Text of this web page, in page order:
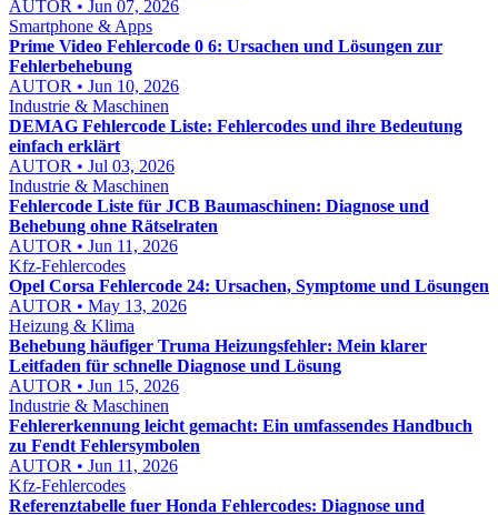
AUTOR • Jun 07, 2026
Smartphone & Apps
Prime Video Fehlercode 0 6: Ursachen und Lösungen zur
Fehlerbehebung
AUTOR • Jun 10, 2026
Industrie & Maschinen
DEMAG Fehlercode Liste: Fehlercodes und ihre Bedeutung
einfach erklärt
AUTOR • Jul 03, 2026
Industrie & Maschinen
Fehlercode Liste für JCB Baumaschinen: Diagnose und
Behebung ohne Rätselraten
AUTOR • Jun 11, 2026
Kfz-Fehlercodes
Opel Corsa Fehlercode 24: Ursachen, Symptome und Lösungen
AUTOR • May 13, 2026
Heizung & Klima
Behebung häufiger Truma Heizungsfehler: Mein klarer
Leitfaden für schnelle Diagnose und Lösung
AUTOR • Jun 15, 2026
Industrie & Maschinen
Fehlererkennung leicht gemacht: Ein umfassendes Handbuch
zu Fendt Fehlersymbolen
AUTOR • Jun 11, 2026
Kfz-Fehlercodes
Referenztabelle fuer Honda Fehlercodes: Diagnose und